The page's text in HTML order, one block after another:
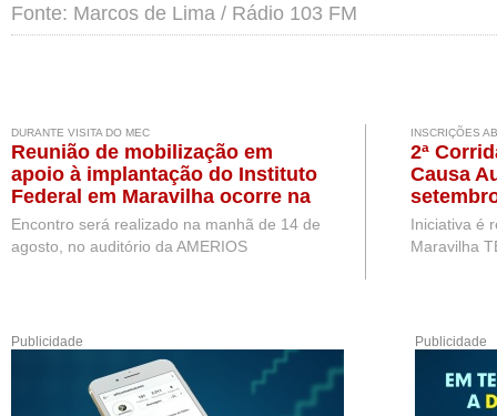
Fonte: Marcos de Lima / Rádio 103 FM
DURANTE VISITA DO MEC
Reunião de mobilização em
apoio à implantação do Instituto
Federal em Maravilha ocorre na
próxima semana, durante visita
de representantes do MEC
Encontro será realizado na manhã de 14 de
agosto, no auditório da AMERIOS
INSCRIÇÕES
2ª
Causa
Iniciativa é
Maravilha
Publicidade Publicidade